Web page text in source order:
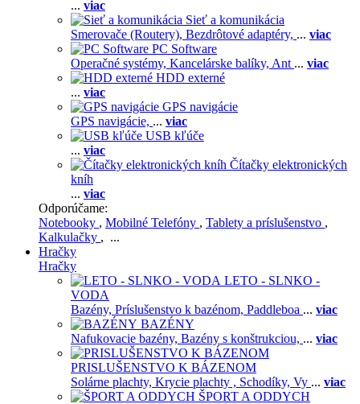
... viac
Sieť a komunikácia
Smerovače (Routery), Bezdrôtové adaptéry, ... viac
PC Software
Operačné systémy, Kancelárske balíky, Ant ... viac
HDD externé
... viac
GPS navigácie
GPS navigácie, ... viac
USB kľúče
... viac
Čítačky elektronických
kníh
... viac
Odporúčame:
Notebooky , Mobilné Telefóny , Tablety a príslušenstvo ,
Kalkulačky , ...
Hračky
Hračky
LETO - SLNKO -
VODA
Bazény, Príslušenstvo k bazénom, Paddleboa ... viac
BAZÉNY
Nafukovacie bazény, Bazény s konštrukciou, ... viac
PRISLUŠENSTVO K BÁZENOM
Solárne plachty, Krycie plachty , Schodíky, Vy ... viac
ŠPORT A ODDYCH